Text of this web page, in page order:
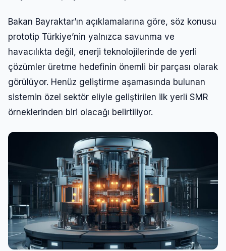
Bakan Bayraktar’ın açıklamalarına göre, söz konusu
prototip Türkiye’nin yalnızca savunma ve
havacılıkta değil, enerji teknolojilerinde de yerli
çözümler üretme hedefinin önemli bir parçası olarak
görülüyor. Henüz geliştirme aşamasında bulunan
sistemin özel sektör eliyle geliştirilen ilk yerli SMR
örneklerinden biri olacağı belirtiliyor.